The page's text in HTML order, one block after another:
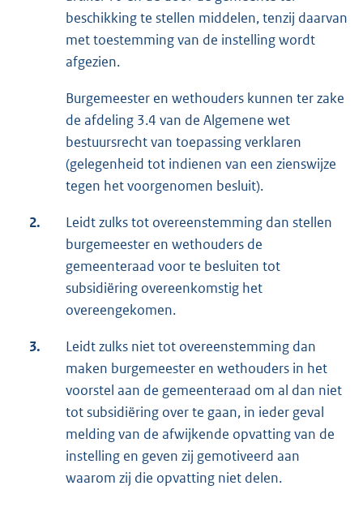
beschikking te stellen middelen, tenzij daarvan
met toestemming van de instelling wordt
afgezien.
Burgemeester en wethouders kunnen ter zake
de afdeling 3.4 van de Algemene wet
bestuursrecht van toepassing verklaren
(gelegenheid tot indienen van een zienswijze
tegen het voorgenomen besluit).
2.
Leidt zulks tot overeenstemming dan stellen
burgemeester en wethouders de
gemeenteraad voor te besluiten tot
subsidiëring overeenkomstig het
overeengekomen.
3.
Leidt zulks niet tot overeenstemming dan
maken burgemeester en wethouders in het
voorstel aan de gemeenteraad om al dan niet
tot subsidiëring over te gaan, in ieder geval
melding van de afwijkende opvatting van de
instelling en geven zij gemotiveerd aan
waarom zij die opvatting niet delen.